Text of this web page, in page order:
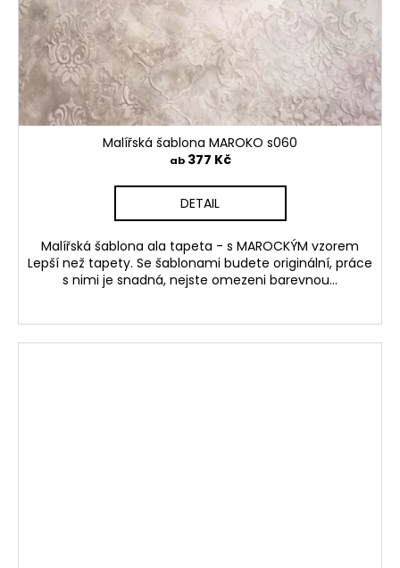
Malířská šablona MAROKO s060
ab377 Kč
DETAIL
Malířská šablona ala tapeta - s MAROCKÝM vzorem
Lepší než tapety. Se šablonami budete originální, práce
s nimi je snadná, nejste omezeni barevnou...